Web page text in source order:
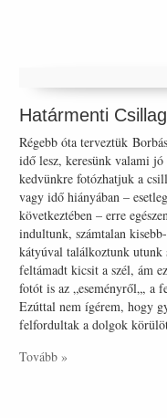
Határmenti
Régebb óta terveztük
idő lesz, keresünk valami jó
kedvünkre fotózhatjuk a
vagy idő hiányában –
következtében – erre
indultunk, számtalan
kátyúval találkoztunk
feltámadt kicsit a szél, ám
fotót is az „eseményről„, a
Ezúttal nem ígérem, hogy
felfordultak a dolgok
Tovább »